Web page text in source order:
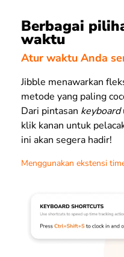
Berbagai
waktu
Atur waktu Anda
Jibble menawarkan
metode yang paling
Dari pintasan keyboard
klik kanan untuk
ini akan segera hadir!
Menggunakan ekstensi